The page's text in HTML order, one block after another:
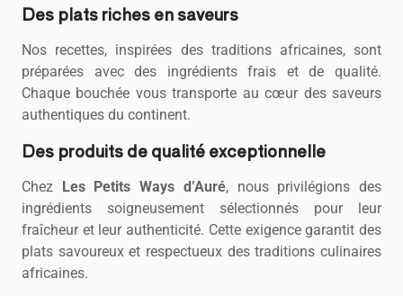
Des plats riches en saveurs
Nos recettes, inspirées des traditions africaines, sont
préparées avec des ingrédients frais et de qualité.
Chaque bouchée vous transporte au cœur des saveurs
authentiques du continent.
Des produits de qualité exceptionnelle
Chez Les Petits Ways d’Auré, nous privilégions des
ingrédients soigneusement sélectionnés pour leur
fraîcheur et leur authenticité. Cette exigence garantit des
plats savoureux et respectueux des traditions culinaires
africaines.